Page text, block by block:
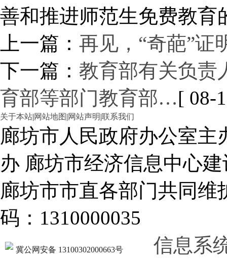
善和推进师范生免费教育
上一篇： 再见，“奇葩”证
下一篇： 教育部有关负责
育部等部门教育部…[ 08-
关于本站|网站地图 |网站声明|联系我们
廊坊市人民政府办公室
办 廊坊市经济信息中心建
廊坊市市直各部门共同
码：1310000035
冀公网安备 13100302000663号
信息系